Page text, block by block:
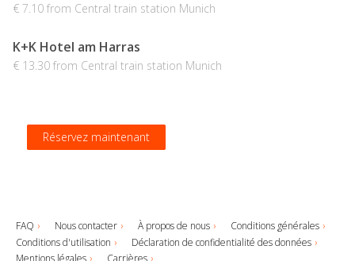
Réservez maintenant
Réservez maintenant
€ 7.10 from Central train station Munich
Réservez maintenant
K+K Hotel am Harras
€ 13.30 from Central train station Munich
Réservez maintenant
FAQ Nous contacter À propos de nous
Conditions générales
Conditions d'utilisation
Déclaration de confidentialité des données
Mentions légales
Carrières